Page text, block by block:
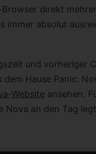
direkt
immer absolut
und vorheriger
Hause Panic:
Website ansehen.
Nova an den Tag